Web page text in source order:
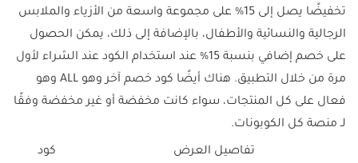
تخفيضًا يصل إلى 15% على مجموعة واسعة من الأزياء والملابس
الرجالية والنسائية والأطفال، بالإضافة إلى ذلك، يمكن الحصول
على خصم إضافي بنسبة 15% عند استخدام الكود عند الشراء لأول
مرة من خلال التطبيق. هناك أيضًا كود خصم آخر وهو ALL وهو
فعال على كل المنتجات، سواء كانت مخفضة أو غير مخفضة وفقًا
لـ منصة كل الكوبونات.
تفاصيل العرض
كود